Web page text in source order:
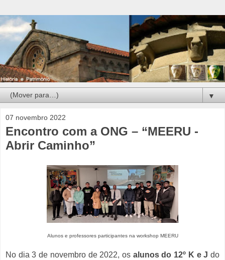
▼
07 novembro 2022
Encontro com a ONG – “MEERU -
Abrir Caminho”
Alunos e professores participantes na workshop MEERU
No dia 3 de novembro de 2022, os alunos do 12º K e Jdo